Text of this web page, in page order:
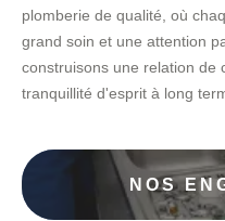
plomberie de qualité, où
grand soin et une attention
construisons une relation de
tranquillité d'esprit à long
NOS